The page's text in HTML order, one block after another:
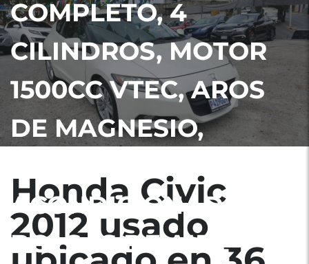
COMPLETO, 4
CILINDROS, MOTOR
1500CC VTEC, AROS
DE MAGNESIO,
ACONDICIONADO,
BOLSAS DE AIRE
Honda Civic
2012 usado